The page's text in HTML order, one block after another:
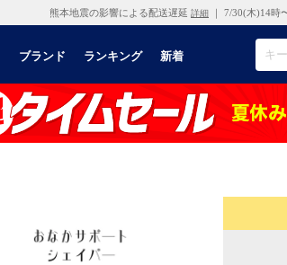
熊本地震の影響による配送遅延 詳細 ｜ 7/30(木)14時
ブランド ランキング 新着